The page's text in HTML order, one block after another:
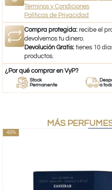
Términos y Condiciones
Políticas de Privacidad
Compra protegida: recibe el
devolvemos tu dinero.
Devolución Gratis: tienes 10
productos.
¿Por qué comprar en VyP?
Stock
Permanente
a todo
MÁS
-65%